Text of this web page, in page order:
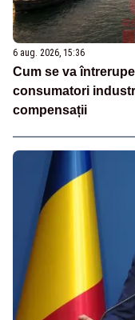
6 aug. 2026, 15:36
Cum se va
consumatori
compensații